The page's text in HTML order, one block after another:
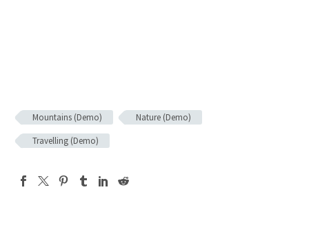
Mountains (Demo)
Nature (Demo)
Travelling (Demo)